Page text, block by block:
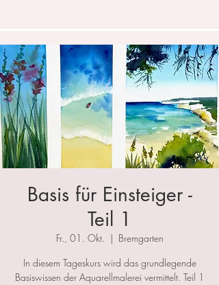
Basis für Einsteiger -
Teil 1
Fr., 01. Okt.
  |
Bremgarten
In diesem Tageskurs wird das grundlegende
Basiswissen der Aquarellmalerei vermittelt. Teil 1